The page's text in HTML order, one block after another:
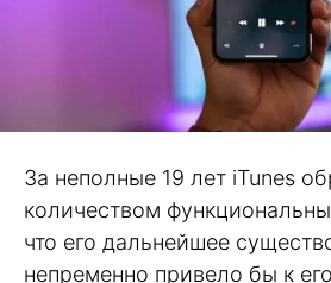
За неполные 19 лет iTunes
количеством
что его дальнейшее
непременно привело бы к